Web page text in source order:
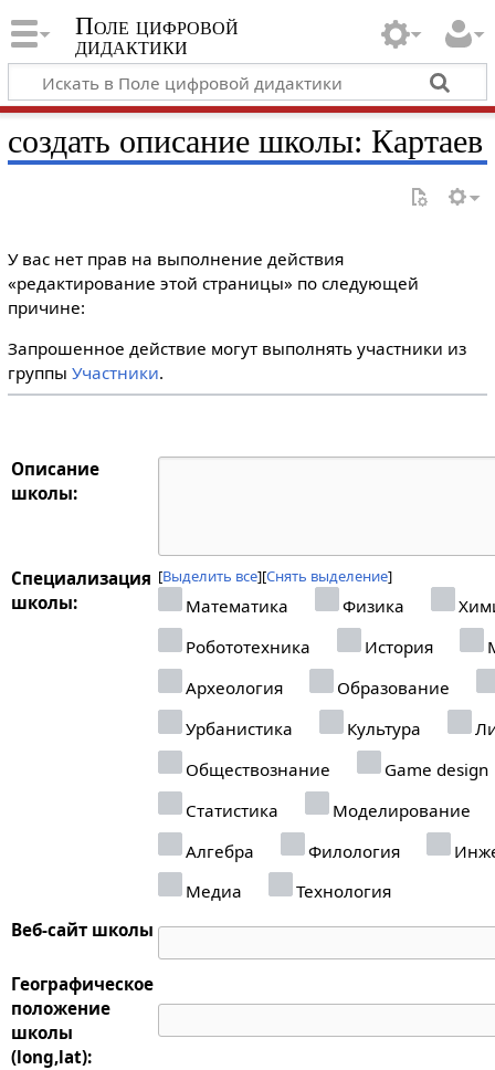
Поле цифровой
дидактики
создать описание школы: Картаев
У вас нет прав на выполнение действия
«редактирование этой страницы» по следующей
причине:
Запрошенное действие могут выполнять участники из
группы Участники.
Описание
школы:
Специализация
школы:
Выделить все Снять выделение
Математика Физика
Робототехника
История
Археология
Образование
Урбанистика
Культура
Обществознание
Game design
Статистика
Моделирование
Алгебра
Филология
Медиа
Технология
Веб-сайт школы
Географическое
положение
школы
(long,lat):